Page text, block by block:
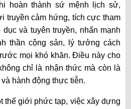
hoàn thành sứ mệnh lịch sử,
truyền cảm hứng, tích cực tham
và tuyên truyền, nhấn mạnh
thần cộng sản, lý tưởng cách
mọi khó khăn. Điều này cho
chỉ là nhận thức mà còn là
hành động thực tiễn.
thế giới phức tạp, việc xây dựng